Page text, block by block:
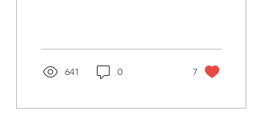
641 0 7